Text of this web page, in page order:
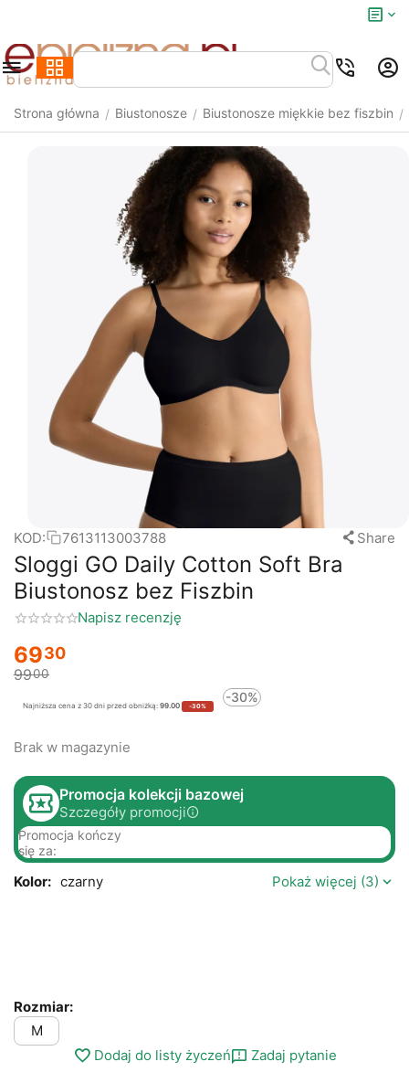
Strona główna / Biustonosze / Biustonosze miękkie bez fiszbin /
KOD: 7613113003788 Share
Sloggi GO Daily Cotton Soft Bra
Biustonosz bez Fiszbin
Napisz recenzję
6930
9900
Najniższa cena z 30 dni przed obniżką: 99.00 -30%
-30%
Brak w magazynie
Promocja kolekcji bazowej
Szczegóły promocji
Promocja kończy
się za:
Kolor: czarny Pokaż więcej (3)
Rozmiar:
M
Dodaj do listy życzeń
Zadaj pytanie